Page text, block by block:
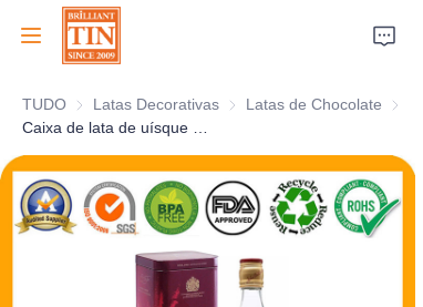
TUDO Latas Decorativas Latas Decorativas
Latas de Chocolate
Casa
Empresa
Produtos
Serviços ao Cliente